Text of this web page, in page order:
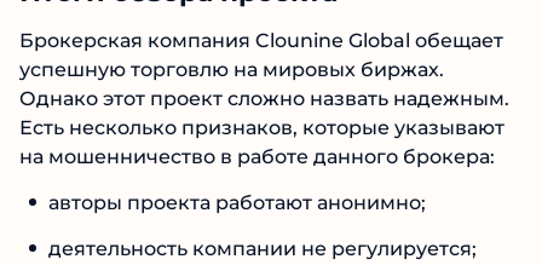
Брокерская компания Clounine Global
обещает успешную торговлю на мировых
биржах. Однако этот проект сложно назвать
надежным. Есть несколько признаков,
которые указывают на мошенничество в
работе данного брокера:
авторы проекта работают анонимно;
деятельность компании не регулируется;
Читать обзор